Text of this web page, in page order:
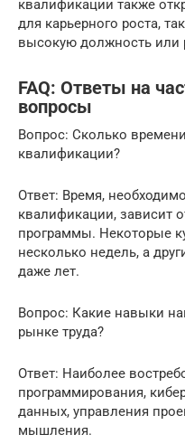
квалификации также
для карьерного роста,
высокую должность или
FAQ: Ответы на
вопросы
Вопрос: Сколько
квалификации?
Ответ: Время,
квалификации, зависит
программы. Некоторые
несколько недель, а
даже лет.
Вопрос: Какие навыки
рынке труда?
Ответ: Наиболее
программирования,
данных, управления
мышления.